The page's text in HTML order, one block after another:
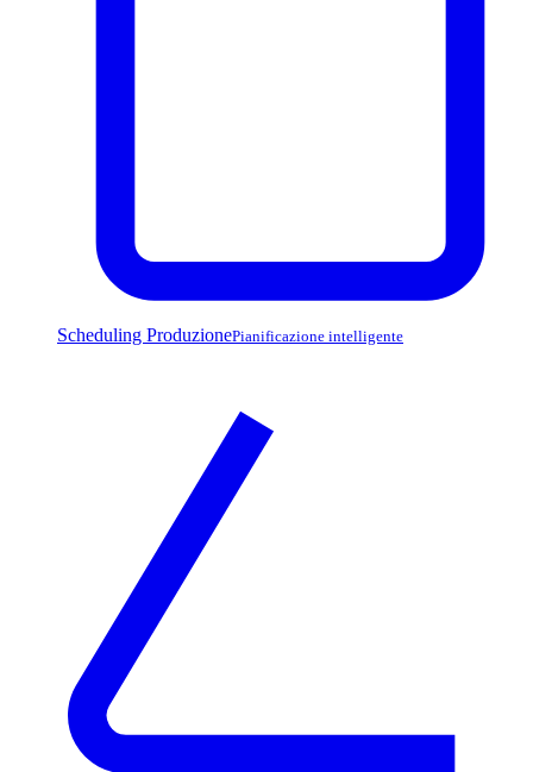
Scheduling ProduzionePianificazione intelligente